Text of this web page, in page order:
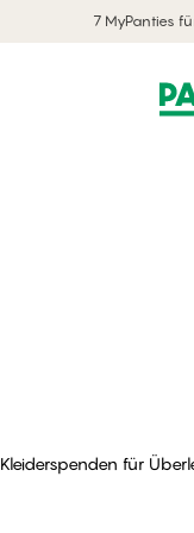
7 MyPanties
Kleiderspenden für
Kleiderspenden für